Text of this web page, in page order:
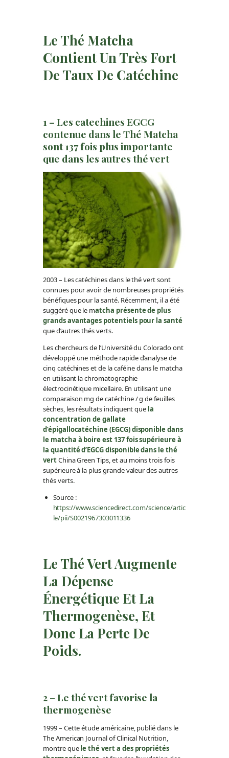
Le Thé Matcha
Contient Un Très Fort
De Taux De Catéchine
1 – Les catechines EGCG
contenue dans le Thé Matcha
sont 137 fois plus importante
que dans les autres thé vert
2003 – Les catéchines dans le thé vert sont
connues pour avoir de nombreuses propriétés
bénéfiques pour la santé. Récemment, il a été
suggéré que le matcha présente de plus
grands avantages potentiels pour la santé
que d’autres thés verts.
Les chercheurs de l’Université du Colorado ont
développé une méthode rapide d’analyse de
cinq catéchines et de la caféine dans le matcha
en utilisant la chromatographie
électrocinétique micellaire. En utilisant une
comparaison mg de catéchine / g de feuilles
sèches, les résultats indiquent que la
concentration de gallate
d’épigallocatéchine (EGCG) disponible dans
le matcha à boire est 137 fois supérieure à
la quantité d’EGCG disponible dans le thé
vertChina Green Tips, et au moins trois fois
supérieure à la plus grande valeur des autres
thés verts.
Source :
https://www.sciencedirect.com/science/artic
le/pii/S0021967303011336
Le Thé Vert Augmente
La Dépense
Énergétique Et La
Thermogenèse, Et
Donc La Perte De
Poids.
2 – Le thé vert favorise la
thermogenèse
1999 – Cette étude américaine, publié dans le
The American Journal of Clinical Nutrition,
montre quele thé vert a des propriétés